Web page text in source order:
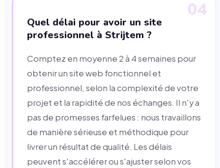
04
Quel délai pour avoir un site
professionnel à Strijtem ?
Comptez en moyenne 2 à 4 semaines pour
obtenir un site web fonctionnel et
professionnel, selon la complexité de votre
projet et la rapidité de nos échanges. Il n'y a
pas de promesses farfelues : nous travaillons
de manière sérieuse et méthodique pour
livrer un résultat de qualité. Les délais
peuvent s'accélérer ou s'ajuster selon vos